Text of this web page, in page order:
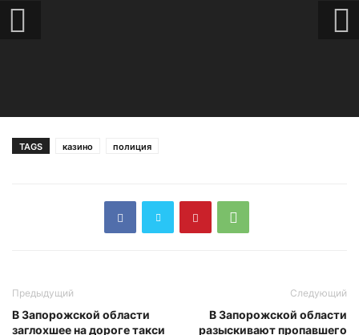
TAGS казино полиция
Предыдущий
В Запорожской области
заглохшее на дороге такси
Следующий
В Запорожской области
разыскивают пропавшего